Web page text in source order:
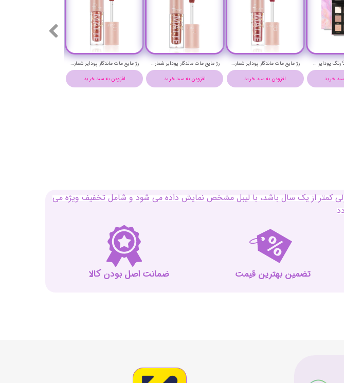
رژ مایع مات ماندگار پودایر شماره 2 - Pudaier matte lip fluid
افزودن به سبد خرید
رژ مایع مات ماندگار پودایر شماره 3 - Pudaier matte lip fluid
افزودن به سبد خرید
رژ مایع مات ماندگار پودایر شماره 4 - Pudaier matte lip fluid
افزودن به سبد خرید
پالت سایه چشم 9 رنگ پودایر مدل Polar light
خرید
کمتر از یک سال باشد، با لیبل مشخص نمایش داده می شود و شامل تخفیف ویژه می
ضمانت اصل بودن کالا تضمین بهترین قیمت